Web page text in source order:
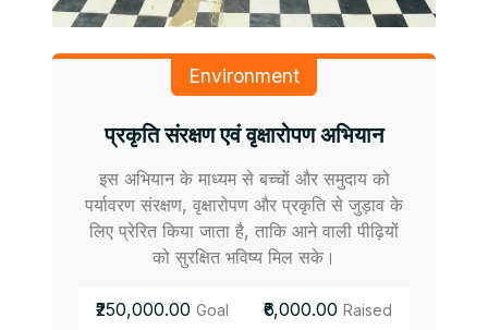
Environment
प्रकृति संरक्षण एवं वृक्षारोपण अभियान
इस अभियान के माध्यम से बच्चों और समुदाय को
पर्यावरण संरक्षण, वृक्षारोपण और प्रकृति से जुड़ाव के
लिए प्रेरित किया जाता है, ताकि आने वाली पीढ़ियों
को सुरक्षित भविष्य मिल सके।
₹250,000.00 Goal ₹6,000.00 Raised